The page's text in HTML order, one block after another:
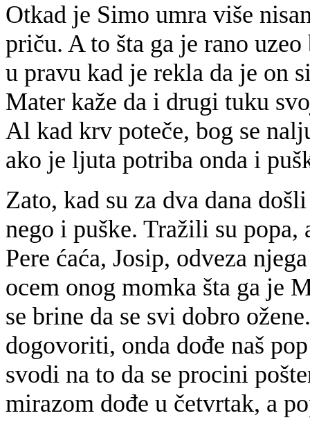
Otkad je Simo umra više
priču. A to šta ga je rano
u pravu kad je rekla da je on
Mater kaže da i drugi tuku
Al kad krv poteče, bog se
ako je ljuta potriba onda i
Zato, kad su za dva dana
nego i puške. Tražili su
Pere ćaća, Josip, odveza
ocem onog momka šta ga je
se brine da se svi dobro
dogovoriti, onda dođe naš
svodi na to da se procini
mirazom dođe u četvrtak, a